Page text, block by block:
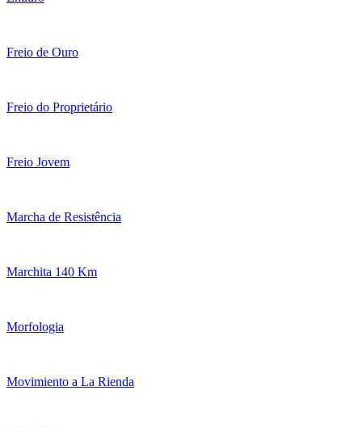
Freio de Ouro
Freio do Proprietário
Freio Jovem
Marcha de Resistência
Marchita 140 Km
Morfologia
Movimiento a La Rienda